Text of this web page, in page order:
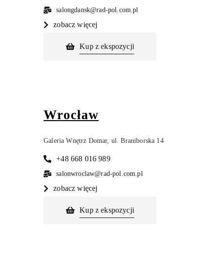
salongdansk@rad-pol.com.pl
zobacz więcej
Kup z ekspozycji
Wrocław
Galeria Wnętrz Domar, ul. Braniborska 14
+48 668 016 989
salonwroclaw@rad-pol.com.pl
zobacz więcej
Kup z ekspozycji